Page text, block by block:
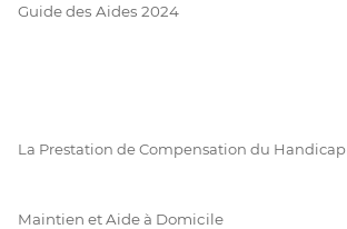
Guide des Aides 2024
La Prestation de Compensation du Handicap
Maintien et Aide à Domicile